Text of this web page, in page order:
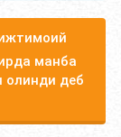
манба
олинди деб